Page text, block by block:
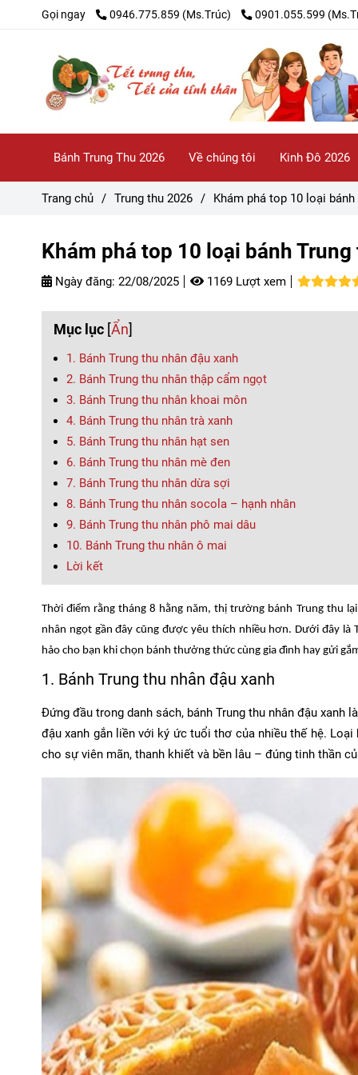
Gọi ngay 0946.775.859 (Ms.Trúc) 0901.055.599
Bánh Trung Thu 2026 Về chúng tôi Kinh Đô 2026
Trang chủ / Trung thu 2026 / Khám phá top 10 loại
Khám phá top 10 loại bánh
Ngày đăng: 22/08/2025 1169 Lượt xem
Mục lục [Ẩn]
1. Bánh Trung thu nhân đậu xanh
2. Bánh Trung thu nhân thập cẩm ngọt
3. Bánh Trung thu nhân khoai môn
4. Bánh Trung thu nhân trà xanh
5. Bánh Trung thu nhân hạt sen
6. Bánh Trung thu nhân mè đen
7. Bánh Trung thu nhân dừa sợi
8. Bánh Trung thu nhân socola – hạnh nhân
9. Bánh Trung thu nhân phô mai dâu
10. Bánh Trung thu nhân ô mai
Lời kết
Thời điểm rằng tháng 8 hằng năm, thị trường bánh Trung thu
nhân ngọt gần đây cũng được yêu thích nhiều hơn. Dưới đây
hảo cho bạn khi chọn bánh thưởng thức cùng gia đình hay gửi
1. Bánh Trung thu nhân đậu xanh
Đứng đầu trong danh sách, bánh Trung thu nhân đậu
đậu xanh gắn liền với ký ức tuổi thơ của nhiều thế hệ.
cho sự viên mãn, thanh khiết và bền lâu – đúng tinh thần